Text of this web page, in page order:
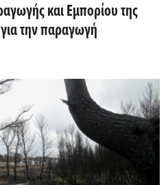
και Εμπορίου της
την παραγωγή